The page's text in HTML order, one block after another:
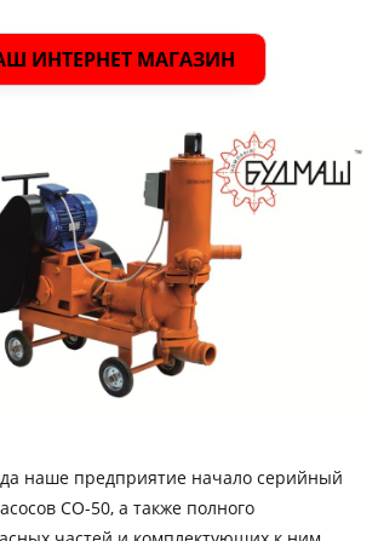
ИНТЕРНЕТ МАГАЗИН
наше предприятие начало серийный
СО-50, а также полного